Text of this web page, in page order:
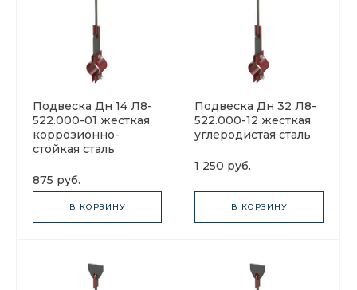
Подвеска Дн 14 Л8-
522.000-01 жесткая
коррозионно-
стойкая сталь
875 руб.
В КОРЗИНУ
Подвеска Дн 32 Л8-
522.000-12 жесткая
углеродистая сталь
1 250 руб.
В КОРЗИНУ